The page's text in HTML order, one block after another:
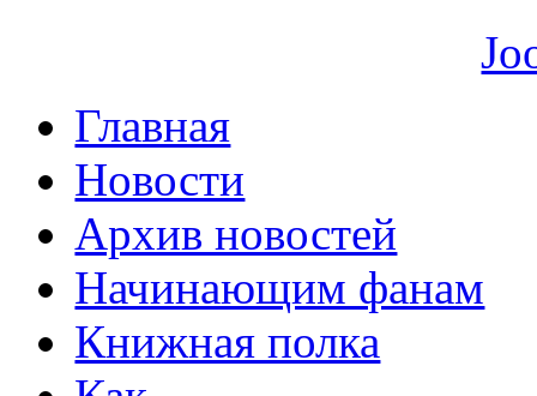
Главная
Новости
Архив новостей
Начинающим фанам
Книжная полка